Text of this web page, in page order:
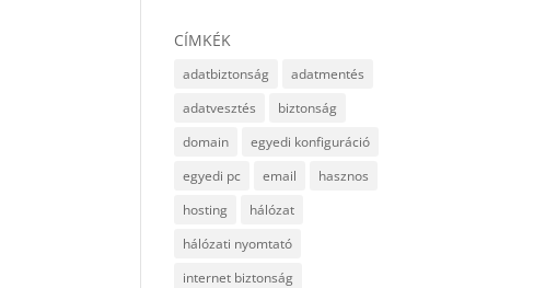
CÍMKÉK
adatbiztonság
adatmentés
adatvesztés
biztonság
domain
egyedi konfiguráció
egyedi pc
email
hasznos
hosting
hálózat
hálózati nyomtató
internet biztonság